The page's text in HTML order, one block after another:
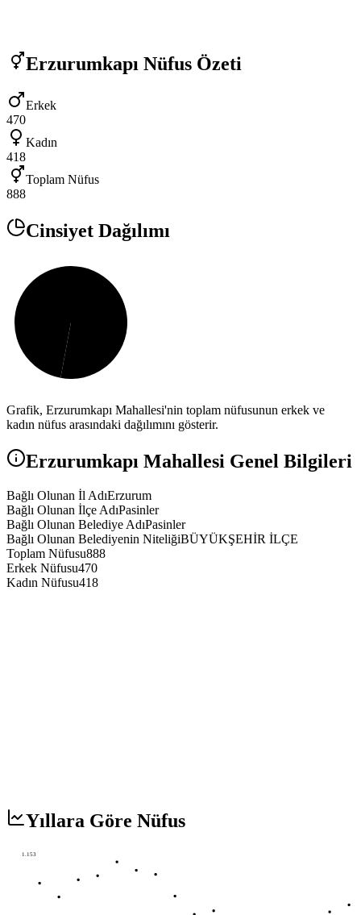
Erzurumkapı Nüfus Özeti
Erkek
470
Kadın
418
Toplam Nüfus
888
Cinsiyet Dağılımı
Grafik, Erzurumkapı Mahallesi'nin toplam nüfusunun erkek ve
kadın nüfus arasındaki dağılımını gösterir.
Erzurumkapı Mahallesi Genel Bilgileri
Bağlı Olunan İl AdıErzurum
Bağlı Olunan İlçe AdıPasinler
Bağlı Olunan Belediye AdıPasinler
Bağlı Olunan Belediyenin NiteliğiBÜYÜKŞEHİR İLÇE
Toplam Nüfusu888
Erkek Nüfusu470
Kadın Nüfusu418
Yıllara Göre Nüfus
1.153